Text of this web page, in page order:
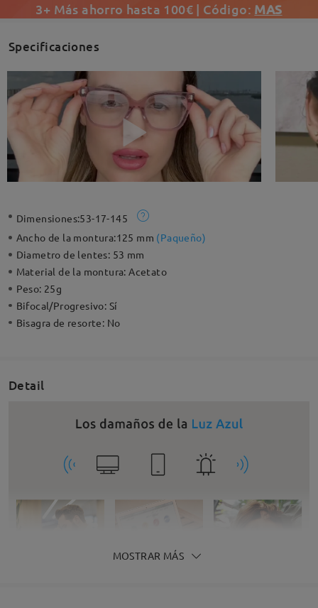
3+ Más ahorro hasta 100€ | Código: MAS
Specificaciones
Dimensiones:53-17-145
Ancho de la montura:125 mm (Paqueño)
Diametro de lentes: 53 mm
Material de la montura:Acetato
Peso: 25g
Bifocal/Progresivo: Sí
Bisagra de resorte: No
Detail
MOSTRAR MÁS